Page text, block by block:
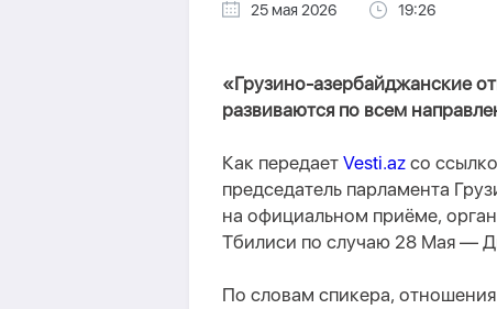
25 мая 2026 19:26
«Грузино-азербайджанские
развиваются по всем
Как передает Vesti.az со
председатель парламента
на официальном приёме,
Тбилиси по случаю 28 Мая —
По словам спикера,